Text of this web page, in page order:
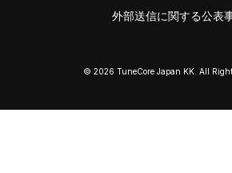
外部送信に関する公表
© 2026 TuneCore Japan KK. All